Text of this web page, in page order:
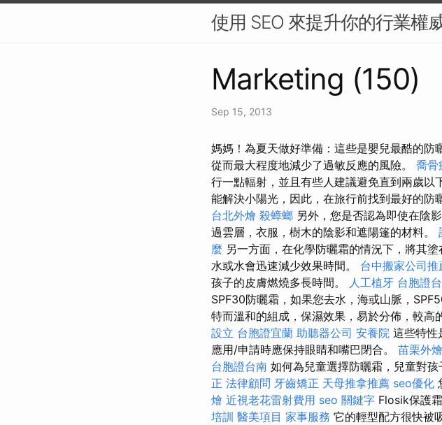
使用 SEO 來提升你的行業權
Marketing (150)
Sep 15, 2013
媽媽！為夏天做好準備：這些是嬰兒最酷的防
從而最大程度地減少了過敏反應的風險。 喬骨
行一點輻射，並且有些人建議避免直到兩歲以
能解決小陽光，因此，在旅行前找到最好的防
台北外燴 殺蟑螂 另外，您是否認為即使在陰
過雲層，衣服，樹木的陰影和遮陽篷的材料。
麼 另一方面，在化學防曬霜的情況下，將其
水或水會迅速減少效果時間。 台中搬家公司推
孩子的皮膚燃燒多長時間。
人工植牙 台胞證
SPF30防曬霜，如果您去水，海或山脈，
特而溫和的組成，保濕效果，易於分佈，較高
設立 台胞證宜蘭 助聽器公司 安養院 這些特性
應用/申請時應保持眼睛和嘴巴閉合。 苗栗外燴
台胞證台南 如何為兒童選擇防曬霜，兒童對孩
正 法律顧問 牙齒矯正 天母推拿推薦 seo優化
燴 近視老花雷射費用 seo 關鍵字 Flosik保護
培訓 醫美項目 家事服務 它的輕型配方很快被